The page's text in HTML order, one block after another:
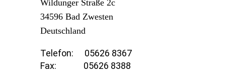
Wildunger Straße 2c
34596 Bad Zwesten
Deutschland
Telefon:
05626 8367
Fax:
05626 8388